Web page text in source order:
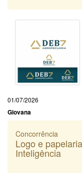
01/07/2026
Giovana
Concorrência
Logo e
Inteligência